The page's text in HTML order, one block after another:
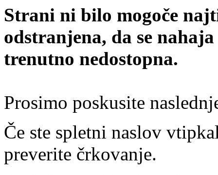
Strani ni bilo mogoče
odstranjena, da se
trenutno nedostopna.
Prosimo poskusite
Če ste spletni naslov
preverite črkovanje.